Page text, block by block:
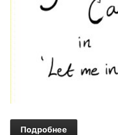
Подробнее